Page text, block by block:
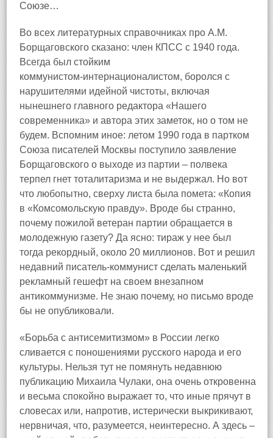
Союзе…
Во всех литературных справочниках про А.М.
Борщаговского сказано: член КПСС с 1940 года.
Всегда был стойким
коммунистом‑интернационалистом, боролся с
нарушителями идейной чистоты, включая
нынешнего главного редактора «Нашего
современника» и автора этих заметок, но о том не
будем. Вспомним иное: летом 1990 года в партком
Союза писателей Москвы поступило заявление
Борщаговского о выходе из партии – полвека
терпел гнет тоталитаризма и не выдержал. Но вот
что любопытно, сверху листа была помета: «Копия
в «Комсомольскую правду». Вроде бы странно,
почему пожилой ветеран партии обращается в
молодежную газету? Да ясно: тираж у нее был
тогда рекордный, около 20 миллионов. Вот и решил
недавний писатель‑коммунист сделать маленький
рекламный гешефт на своем внезапном
антикоммунизме. Не знаю почему, но письмо вроде
бы не опубликовали.
«Борьба с антисемитизмом» в России легко
сливается с поношениями русского народа и его
культуры. Нельзя тут не помянуть недавнюю
публикацию Михаила Чулаки, она очень откровенна
и весьма спокойно выражает то, что иные прячут в
словесах или, напротив, истерически выкрикивают,
нервничая, что, разумеется, неинтересно. А здесь –